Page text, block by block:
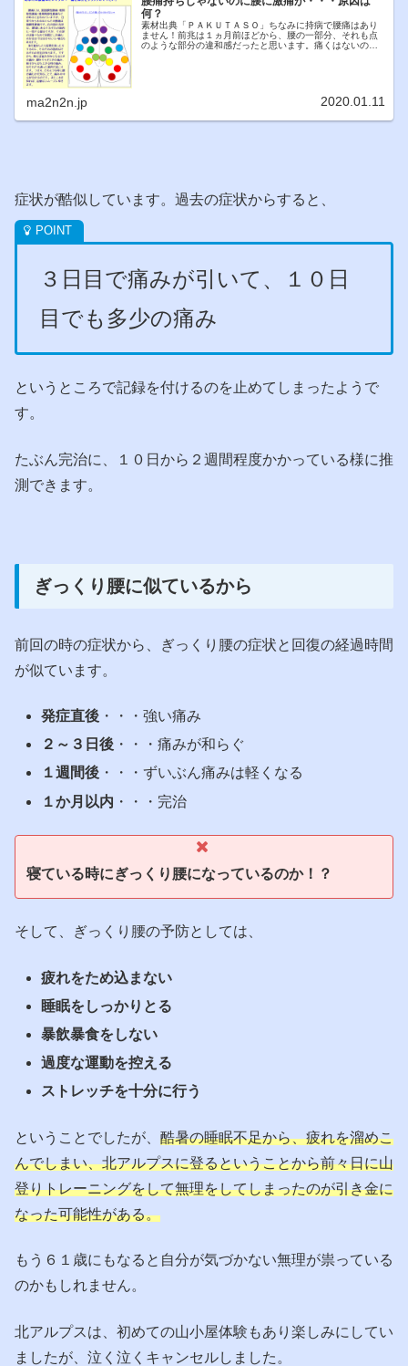
何？
素材出典「ＰＡＫＵＴＡＳＯ」ちなみに持病で腰痛はあり
ません！前兆は１ヵ月前ほどから、腰の一部分、それも点
のような部分の違和感だったと思います。痛くはないので
ma2n2n.jp 2020.01.11
症状が酷似しています。過去の症状からすると、
３日目で痛みが引いて、１０日
目でも多少の痛み
というところで記録を付けるのを止めてしまったようで
す。
たぶん完治に、１０日から２週間程度かかっている様に推
測できます。
ぎっくり腰に似ているから
前回の時の症状から、ぎっくり腰の症状と回復の経過時間
が似ています。
発症直後 ・・・強い痛み
２～３日後 ・・・痛みが和らぐ
１週間後 ・・・ずいぶん痛みは軽くなる
１か月以内 ・・・完治
寝ている時にぎっくり腰になっているのか！？
そして、ぎっくり腰の予防としては、
疲れをため込まない
睡眠をしっかりとる
暴飲暴食をしない
過度な運動を控える
ストレッチを十分に行う
ということでしたが、 酷暑の睡眠不足から、疲れを溜めこ
んでしまい、北アルプスに登るということから前々日に山
登りトレーニングをして無理をしてしまったのが引き金に
なった可能性がある。
もう６１歳にもなると自分が気づかない無理が祟っている
のかもしれません。
北アルプスは、初めての山小屋体験もあり楽しみにしてい
ましたが、泣く泣くキャンセルしました。